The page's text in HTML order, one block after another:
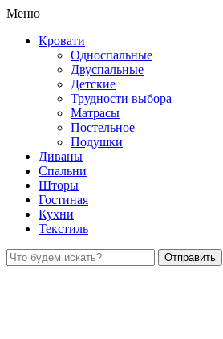
Меню
Кровати
Односпальные
Двуспальные
Детские
Трудности выбора
Матрасы
Постельное
Подушки
Диваны
Спальни
Шторы
Гостиная
Кухни
Текстиль